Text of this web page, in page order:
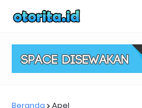
Beranda Apel